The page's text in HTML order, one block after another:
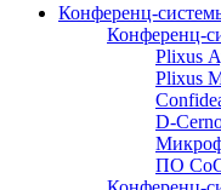
Конференц-
Конференц-
Plixus
Plixus
D-
ПО